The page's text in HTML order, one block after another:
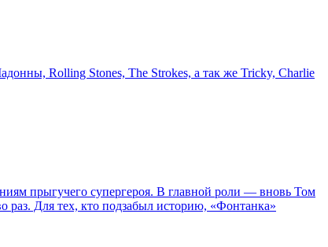
Rolling Stones, The Strokes, а так же Tricky, Charlie
прыгучего супергероя. В главной роли — вновь Том
раз. Для тех, кто подзабыл историю, «Фонтанка»